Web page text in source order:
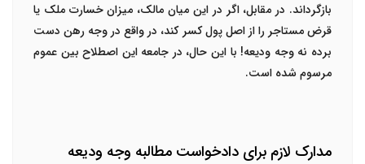
بازگرداند. در مقابل، اگر در این میان مالک، میزان خسارت ملک یا
قرض مستاجر را از اصل پول کسر کند، در واقع در وجه رهن دست
برده نه وجه ودیعه! با این حال، در جامعه این اصطلاح بین عموم
مرسوم شده است.
مدارک لازم برای دادخواست مطالبه وجه ودیعه